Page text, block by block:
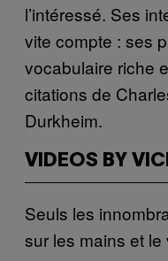
l’intéressé. Ses
vite compte : ses
vocabulaire riche
citations de
Durkheim.
VIDEOS BY
Seuls les
sur les mains et